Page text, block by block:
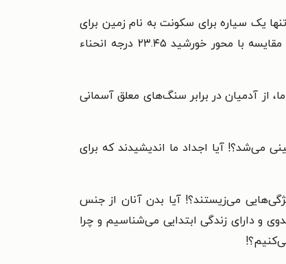
یک سیاره برای سکونت به نام زمین برای
آن پیش بینی کردند؟! آیا آنان در یک کنفرانس جهانی و با شور و مشورت به این نتیجه رسیدند که باید محور زمین در مقایسه با محور خورشید ۲۳.۴۵ درجه انحناء
از آدمیان در برابر سنگ‌های معلق آسمانی
می‌شد؟! آیا اجداد ما اندیشیدند که برای
می‌زیستند؟! آیا بدن آنان از جنس
و دارای زندگی ابتدایی می‌شناسیم و چرا